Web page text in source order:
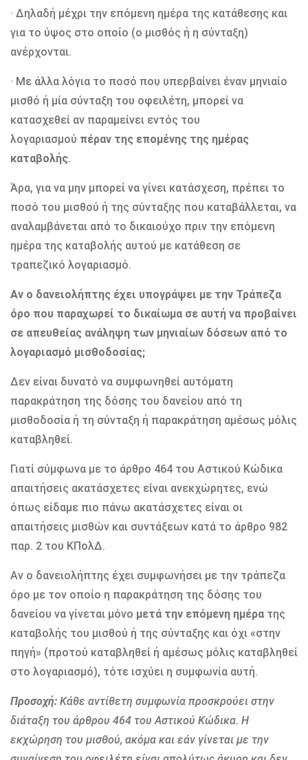
· Δηλαδή μέχρι την επόμενη ημέρα της κατάθεσης και
για το ύψος στο οποίο (ο μισθός ή η σύνταξη)
ανέρχονται.
· Με άλλα λόγια το ποσό που υπερβαίνει έναν μηνιαίο
μισθό ή μία σύνταξη του οφειλέτη, μπορεί να
κατασχεθεί αν παραμείνει εντός του
λογαριασμού πέραν της επομένης της ημέρας
καταβολής.
Άρα, για να μην μπορεί να γίνει κατάσχεση, πρέπει το
ποσό του μισθού ή της σύνταξης που καταβάλλεται, να
αναλαμβάνεται από το δικαιούχο πριν την επόμενη
ημέρα της καταβολής αυτού με κατάθεση σε
τραπεζικό λογαριασμό.
Αν ο δανειολήπτης έχει υπογράψει με την Τράπεζα
όρο που παραχωρεί το δικαίωμα σε αυτή να προβαίνει
σε απευθείας ανάληψη των μηνιαίων δόσεων από το
λογαριασμό μισθοδοσίας;
Δεν είναι δυνατό να συμφωνηθεί αυτόματη
παρακράτηση της δόσης του δανείου από τη
μισθοδοσία ή τη σύνταξη ή παρακράτηση αμέσως μόλις
καταβληθεί.
Γιατί σύμφωνα με το άρθρο 464 του Αστικού Κώδικα
απαιτήσεις ακατάσχετες είναι ανεκχώρητες, ενώ
όπως είδαμε πιο πάνω ακατάσχετες είναι οι
απαιτήσεις μισθών και συντάξεων κατά το άρθρο 982
παρ. 2 του ΚΠολΔ.
Αν ο δανειολήπτης έχει συμφωνήσει με την τράπεζα
όρο με τον οποίο η παρακράτηση της δόσης του
δανείου να γίνεται μόνο μετά την επόμενη ημέρα της
καταβολής του μισθού ή της σύνταξης και όχι «στην
πηγή» (προτού καταβληθεί ή αμέσως μόλις καταβληθεί
στο λογαριασμό), τότε ισχύει η συμφωνία αυτή.
Προσοχή: Κάθε αντίθετη συμφωνία προσκρούει στην
διάταξη του άρθρου 464 του Αστικού Κώδικα. Η
εκχώρηση του μισθού, ακόμα και εάν γίνεται με την